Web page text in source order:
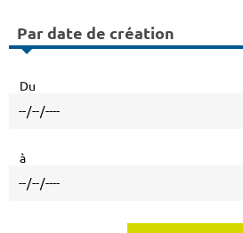
Par date de création
Du
à